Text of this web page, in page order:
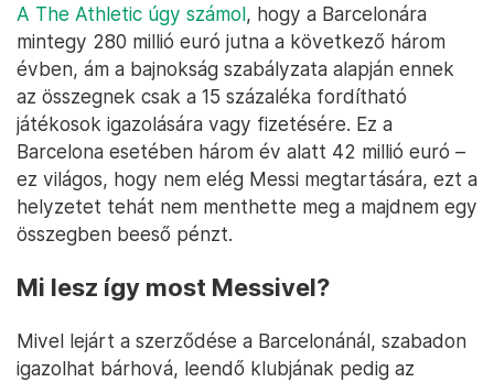
A The Athletic úgy számol, hogy a Barcelonára
mintegy 280 millió euró jutna a következő három
évben, ám a bajnokság szabályzata alapján ennek
az összegnek csak a 15 százaléka fordítható
játékosok igazolására vagy fizetésére. Ez a
Barcelona esetében három év alatt 42 millió euró –
ez világos, hogy nem elég Messi megtartására, ezt a
helyzetet tehát nem menthette meg a majdnem egy
összegben beeső pénzt.
Mi lesz így most Messivel?
Mivel lejárt a szerződése a Barcelonánál, szabadon
igazolhat bárhová, leendő klubjának pedig az